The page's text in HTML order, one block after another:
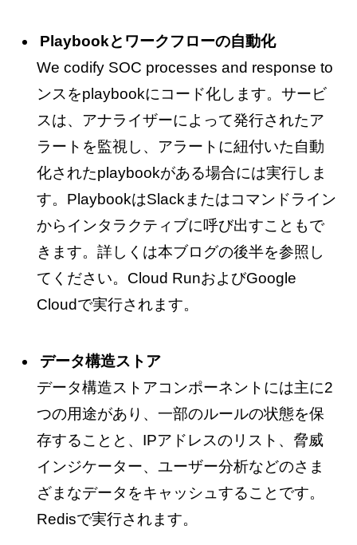
Playbookとワークフローの自動化
We codify SOC processes and response to
ンスをplaybookにコード化します。サービ
スは、アナライザーによって発行されたア
ラートを監視し、アラートに紐付いた自動
化されたplaybookがある場合には実行しま
す。PlaybookはSlackまたはコマンドライン
からインタラクティブに呼び出すこともで
きます。詳しくは本ブログの後半を参照し
てください。Cloud RunおよびGoogle
Cloudで実行されます。
データ構造ストア
データ構造ストアコンポーネントには主に2
つの用途があり、一部のルールの状態を保
存することと、IPアドレスのリスト、脅威
インジケーター、ユーザー分析などのさま
ざまなデータをキャッシュすることです。
Redisで実行されます。